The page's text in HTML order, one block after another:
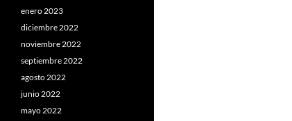
enero 2023
diciembre 2022
noviembre 2022
septiembre 2022
agosto 2022
junio 2022
mayo 2022